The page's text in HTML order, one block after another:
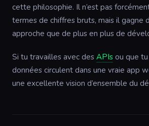
cette philosophie. Il n’est pas
termes de chiffres bruts, mais il gagne
approche que de plus en plus de
Si tu travailles avec des APIs ou que
données circulent dans une vraie app
une excellente vision d’ensemble du